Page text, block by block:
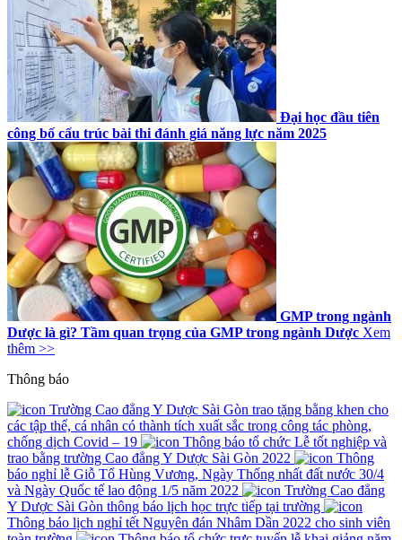
Đại học đầu tiên
công bố cấu trúc bài thi đánh giá năng lực năm 2025
GMP trong ngành
Dược là gì? Tầm quan trọng của GMP trong ngành Dược Xem
thêm >>
Thông báo
Trường Cao đẳng Y Dược Sài Gòn trao tặng bằng khen cho
các tập thể, cá nhân có thành tích xuất sắc trong công tác phòng,
chống dịch Covid – 19
Thông báo tổ chức Lễ tốt nghiệp và
trao bằng trường Cao đẳng Y Dược Sài Gòn 2022
Thông
báo nghỉ lễ Giỗ Tổ Hùng Vương, Ngày Thống nhất đất nước 30/4
và Ngày Quốc tế lao động 1/5 năm 2022
Trường Cao đẳng
Y Dược Sài Gòn thông báo lịch học trực tiếp tại trường
Thông báo lịch nghỉ tết Nguyên đán Nhâm Dần 2022 cho sinh viên